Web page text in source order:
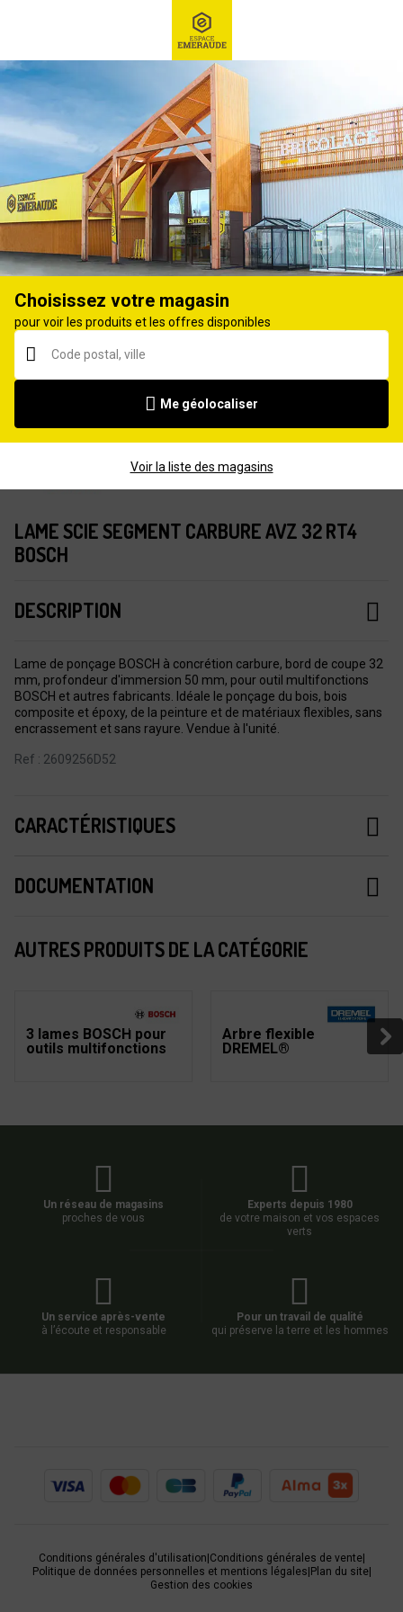
Ex : Robot tondeuse, ...
Accessoires outils multifonctions et mini-outils
LAME SCIE SEGMENT CARBURE AVZ 32 RT4
BOSCH
DESCRIPTION
Lame de ponçage BOSCH à concrétion carbure, bord de coupe 32
mm, profondeur d'immersion 50 mm, pour outil multifonctions
BOSCH et autres fabricants. Idéale le ponçage du bois, bois
composite et époxy, de la peinture et de matériaux flexibles, sans
encrassement et sans rayure. Vendue à l'unité.
Ref : 2609256D52
CARACTÉRISTIQUES
DOCUMENTATION
AUTRES PRODUITS DE LA CATÉGORIE
3 lames BOSCH pour
outils multifonctions
Arbre flexible
DREMEL®
Un réseau de magasins
proches de vous
Experts depuis 1980
de votre maison et vos espaces
verts
Un service après-vente
à l’écoute et responsable
Pour un travail de qualité
qui préserve la terre et les hommes
Conditions générales d'utilisation Conditions générales de vente|
Politique de données personnelles et mentions légales Plan du site|
Gestion des cookies
Choisissez votre magasin
pour voir les produits et les offres disponibles
Me géolocaliser
Voir la liste des magasins